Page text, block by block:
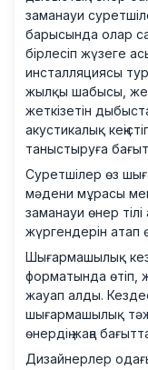
заманауи
барысында олар
бірлесіп жүзеге
инсталляциясы
жылқы шабысы,
жеткізетін
акустикалық
таныстыруға
Суретшілер өз
мәдени мұрасы
заманауи өнер
жүргендерін атап
Шығармашылық
форматында өтіп,
жауап алды.
шығармашылық
өнердің жаңа
Дизайнерлер